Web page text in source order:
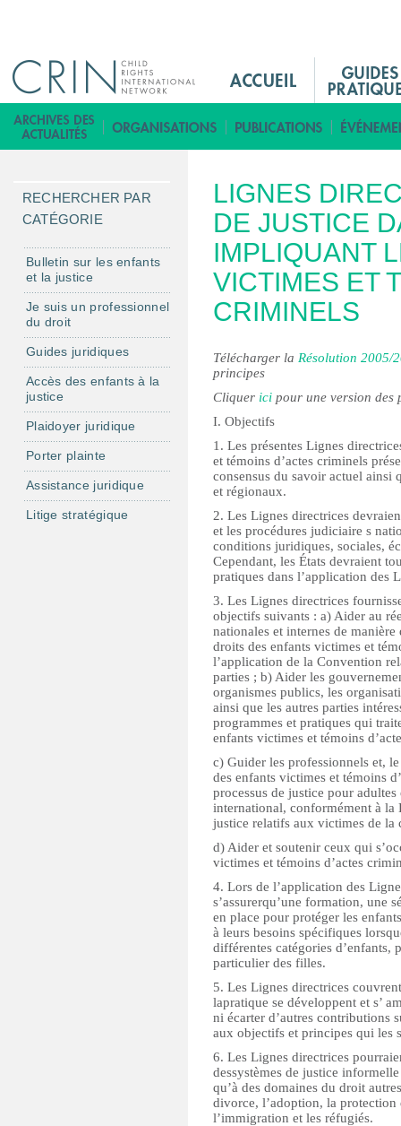
i
n
e
n
u
F
r
i
LIGNES
DE JUSTICE
IMPLIQUANT
VICTIMES ET
CRIMINELS
Télécharger la Résolution 2005/
principes
Cliquer ici pour une version des
I. Objectifs
1. Les présentes Lignes
et témoins d’actes criminels
consensus du savoir actuel ainsi
et régionaux.
2. Les Lignes directrices
et les procédures judiciaire s
conditions juridiques, sociales,
Cependant, les États devraient
pratiques dans l’application des
3. Les Lignes directrices
objectifs suivants : a) Aider au
nationales et internes de
droits des enfants victimes et
l’application de la Convention
parties ; b) Aider les
organismes publics, les
ainsi que les autres parties
programmes et pratiques qui
enfants victimes et témoins
c) Guider les professionnels et,
des enfants victimes et témoins
processus de justice pour
international, conformément à la
justice relatifs aux victimes de
d) Aider et soutenir ceux qui
victimes et témoins d’actes
4. Lors de l’application des
s’assurerqu’une formation, une
en place pour protéger les
à leurs besoins spécifiques
différentes catégories d’enfants,
particulier des filles.
5. Les Lignes directrices
lapratique se développent et s’
ni écarter d’autres contributions
aux objectifs et principes qui les
6. Les Lignes directrices
dessystèmes de justice
qu’à des domaines du droit
divorce, l’adoption, la protection
l’immigration et les réfugiés.
RECHERCHER PAR
CATÉGORIE
Bulletin sur les enfants
et la justice
Je suis un professionnel
du droit
Guides juridiques
Accès des enfants à la
justice
Plaidoyer juridique
Porter plainte
Assistance juridique
Litige stratégique